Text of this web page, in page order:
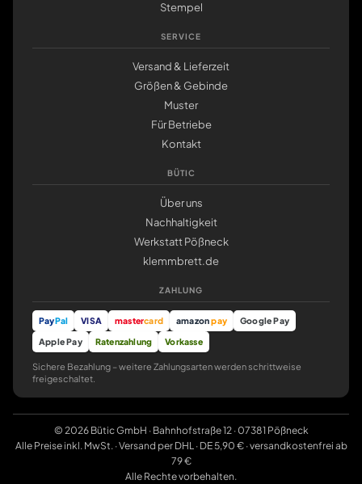
Stempel
SERVICE
Versand & Lieferzeit
Größen & Gebinde
Muster
Für Betriebe
Kontakt
BÜTIC
Über uns
Nachhaltigkeit
Werkstatt Pößneck
klemmbrett.de
ZAHLUNG
PayPal VISA mastercard amazonpay
Google Pay
Apple Pay
Ratenzahlung Vorkasse
Sichere Bezahlung – weitere Zahlungsarten werden schrittweise
freigeschaltet.
© 2026 Bütic GmbH · Bahnhofstraße 12 · 07381 Pößneck
Alle Preise inkl. MwSt. · Versand per DHL · DE 5,90 € · versandkostenfrei ab
79 €
Alle Rechte vorbehalten.